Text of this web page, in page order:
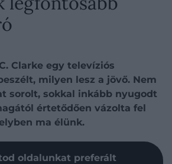
Clarke egy televíziós
milyen lesz a jövő. Nem
sorolt, sokkal inkább nyugodt
értetődően vázolta fel
ma élünk.
oldalunkat preferált